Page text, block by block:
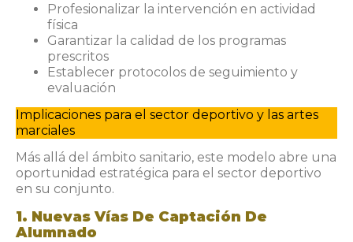
Profesionalizar la intervención en actividad
física
Garantizar la calidad de los programas
prescritos
Establecer protocolos de seguimiento y
evaluación
Implicaciones para el sector deportivo y las artes
marciales
Más allá del ámbito sanitario, este modelo abre una
oportunidad estratégica para el sector deportivo
en su conjunto.
1. Nuevas Vías De Captación De
Alumnado